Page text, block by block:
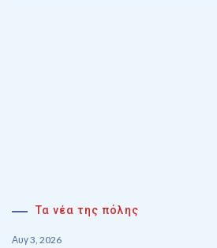
Τα νέα της πόλης
Αυγ 3, 2026